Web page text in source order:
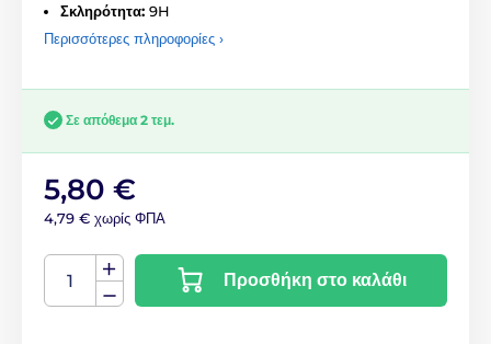
Σκληρότητα: 9H
Περισσότερες πληροφορίες ›
Σε απόθεμα 2 τεμ.
5,80 €
4,79 € χωρίς ΦΠΑ
Προσθήκη στο καλάθι